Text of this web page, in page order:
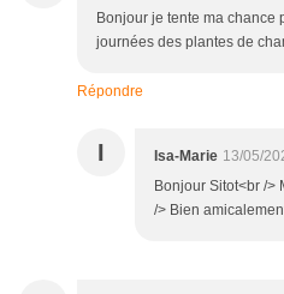
Bonjour je tente ma chance
journées des plantes de
Répondre
I Isa-Marie 13/05/
Bonjour Sitot<br />
/> Bien